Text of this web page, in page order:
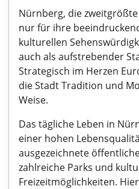
Nürnberg, die
nur für ihre
kulturellen
auch als aufstrebender
Strategisch im Herzen
die Stadt Tradition und
Weise.
Das tägliche Leben in
einer hohen
ausgezeichnete
zahlreiche Parks und
Freizeitmöglichkeiten.